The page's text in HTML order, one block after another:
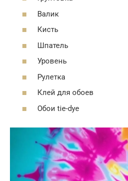
Валик
Кисть
Шпатель
Уровень
Рулетка
Клей для обоев
Обои tie-dye